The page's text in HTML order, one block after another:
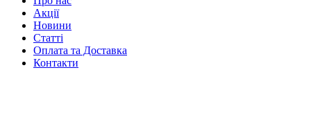
Акції
Новини
Статті
Оплата та Доставка
Контакти